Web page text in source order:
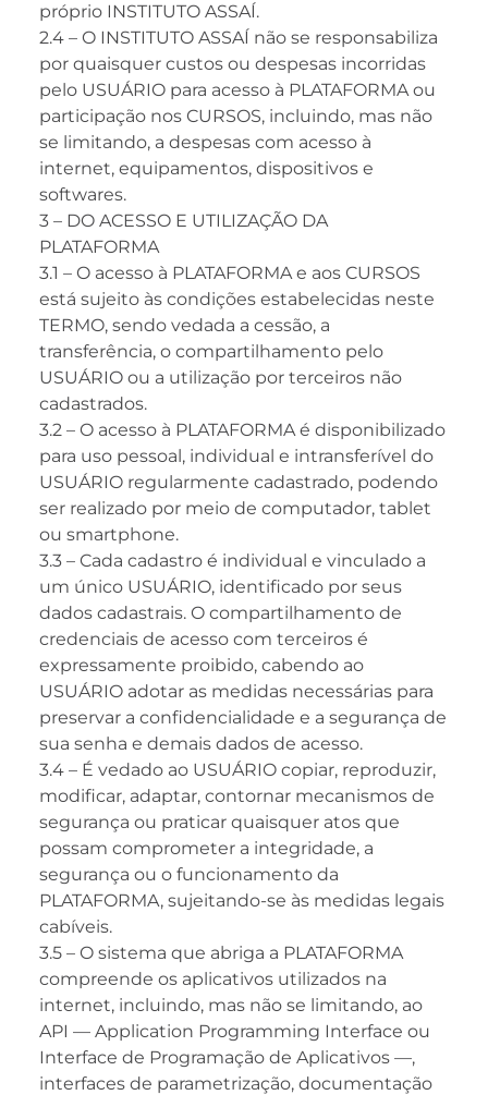
próprio INSTITUTO ASSAÍ.
2.4 – O INSTITUTO ASSAÍ não se responsabiliza
por quaisquer custos ou despesas incorridas
pelo USUÁRIO para acesso à PLATAFORMA ou
participação nos CURSOS, incluindo, mas não
se limitando, a despesas com acesso à
internet, equipamentos, dispositivos e
softwares.
3 – DO ACESSO E UTILIZAÇÃO DA
PLATAFORMA
3.1 – O acesso à PLATAFORMA e aos CURSOS
está sujeito às condições estabelecidas neste
TERMO, sendo vedada a cessão, a
transferência, o compartilhamento pelo
USUÁRIO ou a utilização por terceiros não
cadastrados.
3.2 – O acesso à PLATAFORMA é disponibilizado
para uso pessoal, individual e intransferível do
USUÁRIO regularmente cadastrado, podendo
ser realizado por meio de computador, tablet
ou smartphone.
3.3 – Cada cadastro é individual e vinculado a
um único USUÁRIO, identificado por seus
dados cadastrais. O compartilhamento de
credenciais de acesso com terceiros é
expressamente proibido, cabendo ao
USUÁRIO adotar as medidas necessárias para
preservar a confidencialidade e a segurança de
sua senha e demais dados de acesso.
3.4 – É vedado ao USUÁRIO copiar, reproduzir,
modificar, adaptar, contornar mecanismos de
segurança ou praticar quaisquer atos que
possam comprometer a integridade, a
segurança ou o funcionamento da
PLATAFORMA, sujeitando-se às medidas legais
cabíveis.
3.5 – O sistema que abriga a PLATAFORMA
compreende os aplicativos utilizados na
internet, incluindo, mas não se limitando, ao
API — Application Programming Interface ou
Interface de Programação de Aplicativos —,
interfaces de parametrização, documentação